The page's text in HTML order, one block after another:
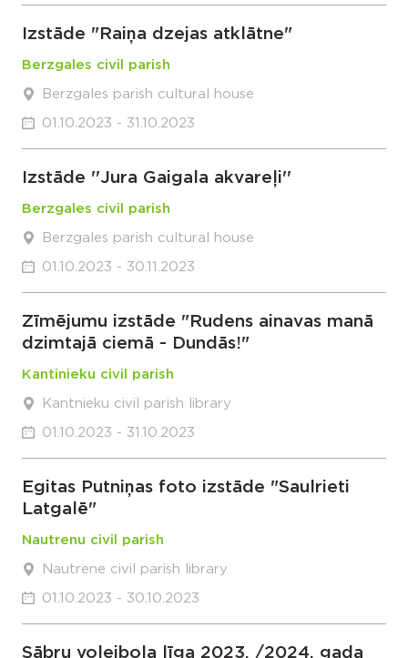
Izstāde "Raiņa dzejas atklātne"
Berzgales civil parish
Berzgales parish cultural house
01.10.2023 - 31.10.2023
Izstāde ''Jura Gaigala akvareļi''
Berzgales civil parish
Berzgales parish cultural house
01.10.2023 - 30.11.2023
Zīmējumu izstāde "Rudens ainavas manā
dzimtajā ciemā - Dundās!"
Kantinieku civil parish
Kantnieku civil parish library
01.10.2023 - 31.10.2023
Egitas Putniņas foto izstāde "Saulrieti
Latgalē"
Nautrenu civil parish
Nautrene civil parish library
01.10.2023 - 30.10.2023
Sābru volejbola līga 2023. /2024. gada